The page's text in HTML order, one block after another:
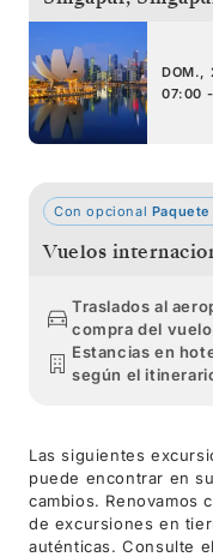
DOM.,
07:00
Con opcional
Vuelos
Traslados al
compra del
Estancias en
según el
Las siguientes
puede encontrar en
cambios. Renovamos
de excursiones en
auténticas. Consulte